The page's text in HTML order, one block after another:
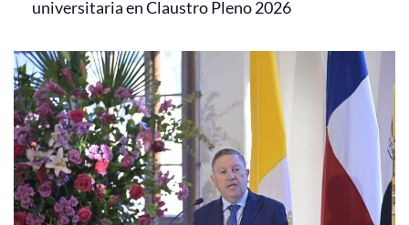
universitaria en Claustro Pleno 2026